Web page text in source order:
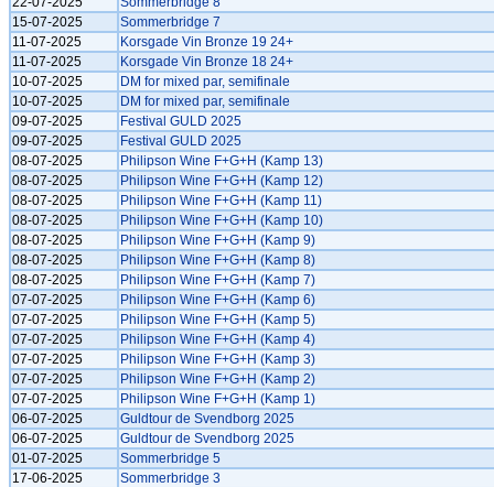
15-07-2025
Sommerbridge 7
11-07-2025
Korsgade Vin Bronze 19 24+
11-07-2025
Korsgade Vin Bronze 18 24+
10-07-2025
DM for mixed par, semifinale
10-07-2025
DM for mixed par, semifinale
09-07-2025
Festival GULD 2025
09-07-2025
Festival GULD 2025
08-07-2025
Philipson Wine F+G+H (Kamp 13)
08-07-2025
Philipson Wine F+G+H (Kamp 12)
08-07-2025
Philipson Wine F+G+H (Kamp 11)
08-07-2025
Philipson Wine F+G+H (Kamp 10)
08-07-2025
Philipson Wine F+G+H (Kamp 9)
08-07-2025
Philipson Wine F+G+H (Kamp 8)
08-07-2025
Philipson Wine F+G+H (Kamp 7)
07-07-2025
Philipson Wine F+G+H (Kamp 6)
07-07-2025
Philipson Wine F+G+H (Kamp 5)
07-07-2025
Philipson Wine F+G+H (Kamp 4)
07-07-2025
Philipson Wine F+G+H (Kamp 3)
07-07-2025
Philipson Wine F+G+H (Kamp 2)
07-07-2025
Philipson Wine F+G+H (Kamp 1)
06-07-2025
Guldtour de Svendborg 2025
06-07-2025
Guldtour de Svendborg 2025
01-07-2025
Sommerbridge 5
17-06-2025
Sommerbridge 3